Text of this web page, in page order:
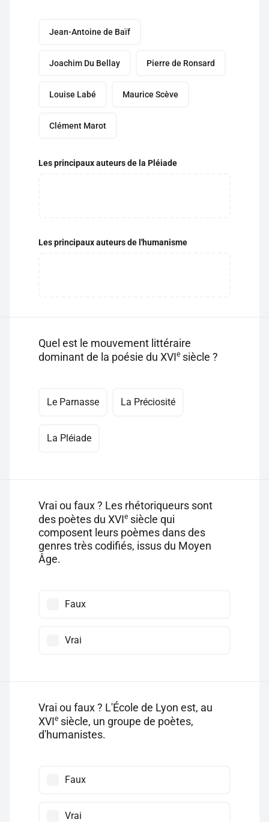
Jean-Antoine de Baïf
Joachim Du Bellay Pierre de Ronsard
Louise Labé Maurice Scève
Clément Marot
Les principaux auteurs de la Pléiade
Les principaux auteurs de l'humanisme
Quel est le mouvement littéraire
dominant de la poésie du XVIe siècle ?
Le Parnasse La Préciosité
La Pléiade
Vrai ou faux ? Les rhétoriqueurs sont
des poètes du XVIe siècle qui
composent leurs poèmes dans des
genres très codifiés, issus du Moyen
Âge.
Faux
Vrai
Vrai ou faux ? L'École de Lyon est, au
XVIe siècle, un groupe de poètes,
d'humanistes.
Faux
Vrai